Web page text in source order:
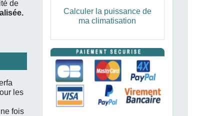
de
les
fois
Calculer la puissance de
ma climatisation